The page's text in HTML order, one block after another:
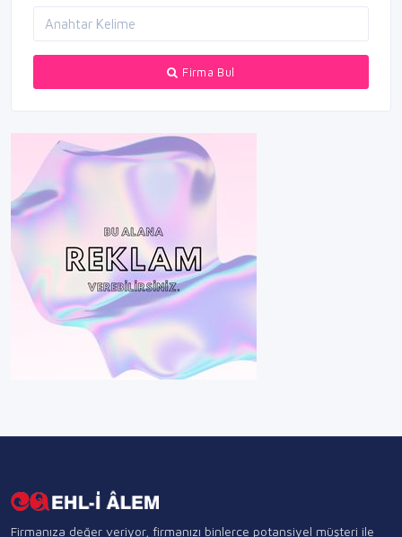
Firma Bul
Firmanıza değer veriyor, firmanızı binlerce potansiyel müşteri ile